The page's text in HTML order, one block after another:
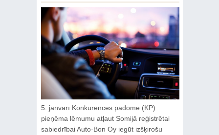
5. janvārī Konkurences padome (KP)
pieņēma lēmumu atļaut Somijā reģistrētai
sabiedrībai Auto-Bon Oy iegūt izšķirošu